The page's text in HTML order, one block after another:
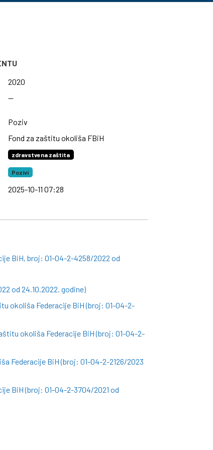
2020
—
Poziv
Fond za zaštitu okoliša FBiH
zdravstvena zaštita
Pozivi
2025-10-11 07:28
BiH, broj: 01-04-2-4258/2022 od
od 24.10.2022. godine)
okoliša Federacije BiH (broj: 01-04-2-
okoliša Federacije BiH (broj: 01-04-2-
Federacije BiH (broj: 01-04-2-2126/2023
BiH (broj: 01-04-2-3704/2021 od